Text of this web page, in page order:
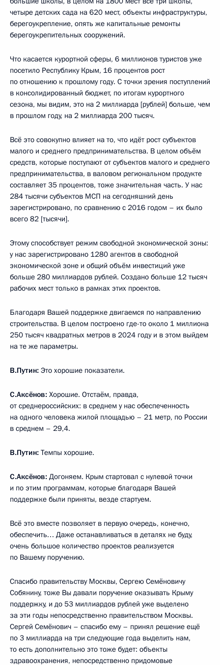
четыре детских сада на 620 мест, объекты инфраструктуры,
берегоукрепление, опять же капитальные ремонты
берегоукрепительных сооружений.
Что касается курортной сферы, 6 миллионов туристов уже
посетило Республику Крым, 16 процентов рост
по отношению к прошлому году. С точки зрения поступлений
в консолидированный бюджет, по итогам курортного
сезона, мы видим, это на 2 миллиарда [рублей] больше, чем
в прошлом году, на 2 миллиарда 200 тысяч.
Всё это совокупно влияет на то, что идёт рост субъектов
малого и среднего предпринимательства. В целом объём
средств, которые поступают от субъектов малого и среднего
предпринимательства, в валовом региональном продукте
составляет 35 процентов, тоже значительная часть. У нас
284 тысячи субъектов МСП на сегодняшний день
зарегистрировано, по сравнению с 2016 годом – их было
всего 82 [тысячи].
Этому способствует режим свободной экономической зоны:
у нас зарегистрировано 1280 агентов в свободной
экономической зоне и общий объём инвестиций уже
больше 280 миллиардов рублей. Создано больше 12 тысяч
рабочих мест только в рамках этих проектов.
Благодаря Вашей поддержке двигаемся по направлению
строительства. В целом построено где-то около 1 миллиона
250 тысяч квадратных метров в 2024 году и в этом выйдем
на те же параметры.
В.Путин: Это хорошие показатели.
С.Аксёнов: Хорошие. Отстаём, правда,
от среднероссийских: в среднем у нас обеспеченность
на одного человека жилой площадью – 21 метр, по России
в среднем – 29,4.
В.Путин: Темпы хорошие.
С.Аксёнов: Догоняем. Крым стартовал с нулевой точки
и по этим программам, которые благодаря Вашей
поддержке были приняты, везде стартуем.
Всё это вместе позволяет в первую очередь, конечно,
обеспечить… Даже останавливаться в деталях не буду,
очень большое количество проектов реализуется
по Вашему поручению.
Спасибо правительству Москвы, Сергею Семёновичу
Собянину, тоже Вы давали поручение оказывать Крыму
поддержку, и до 53 миллиардов рублей уже выделено
за эти годы непосредственно правительством Москвы.
Сергей Семёнович – спасибо ему – принял решение ещё
по 3 миллиарда на три следующие года выделить нам,
то есть дополнительно это тоже будет: объекты
здравоохранения, непосредственно придомовые